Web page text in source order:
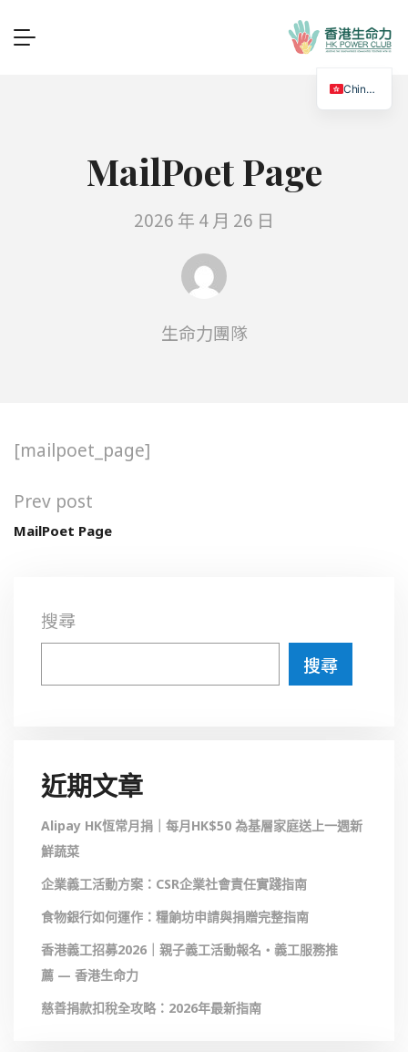
MailPoet Page
2026 年 4 月 26 日
生命力團隊
[mailpoet_page]
Prev post
MailPoet Page
搜尋
搜尋
近期文章
Alipay HK恆常月捐｜每月HK$50 為基層家庭送上一週新
鮮蔬菜
企業義工活動方案：CSR企業社會責任實踐指南
食物銀行如何運作：糧餉坊申請與捐贈完整指南
香港義工招募2026｜親子義工活動報名・義工服務推
薦 — 香港生命力
慈善捐款扣稅全攻略：2026年最新指南
Chinese